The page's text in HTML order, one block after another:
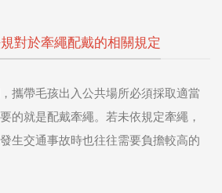
規對於牽繩配戴的相關規定
攜帶毛孩出入公共場所必須採取適當
的就是配戴牽繩。若未依規定牽繩，
生交通事故時也往往需要負擔較高的